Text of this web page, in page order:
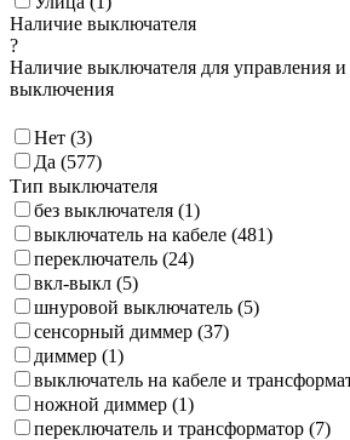
Наличие выключателя
?
Наличие выключателя для управления
выключения
Нет (3)
Да (577)
Тип выключателя
без выключателя (1)
выключатель на кабеле (481)
переключатель (24)
вкл-выкл (5)
шнуровой выключатель (5)
сенсорный диммер (37)
диммер (1)
выключатель на кабеле и
ножной диммер (1)
переключатель и трансформатор (7)